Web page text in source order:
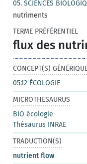
05. SCIENCES
nutriments
TERME PRÉFÉRENTIEL
flux des
CONCEPT(S)
05.12 ÉCOLOGIE
MICROTHESAURUS
BIO écologie
Thésaurus INRAE
TRADUCTION(S)
nutrient flow